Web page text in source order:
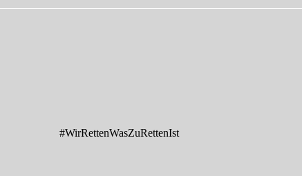
#WirRettenWasZuRettenIst